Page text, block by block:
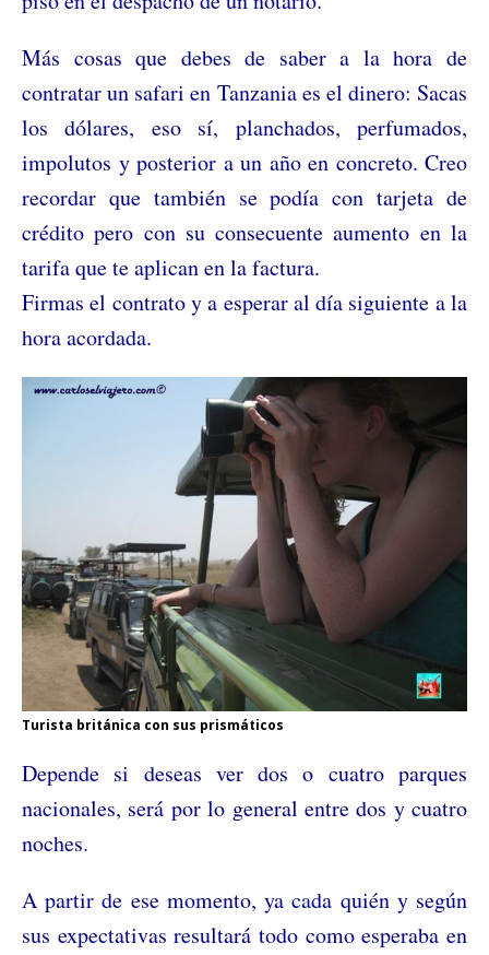
Más cosas que debes de saber a la hora de
contratar un safari en Tanzania es el dinero: Sacas
los dólares, eso sí, planchados, perfumados,
impolutos y posterior a un año en concreto. Creo
recordar que también se podía con tarjeta de
crédito pero con su consecuente aumento en la
tarifa que te aplican en la factura.
Firmas el contrato y a esperar al día siguiente a la
hora acordada.
Turista británica con sus prismáticos
Depende si deseas ver dos o cuatro parques
nacionales, será por lo general entre dos y cuatro
noches.
A partir de ese momento, ya cada quién y según
sus expectativas resultará todo como esperaba en